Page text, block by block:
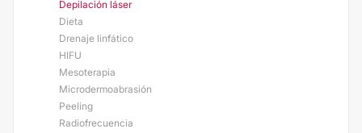
Depilación láser
Dieta
Drenaje linfático
HIFU
Mesoterapia
Microdermoabrasión
Peeling
Radiofrecuencia